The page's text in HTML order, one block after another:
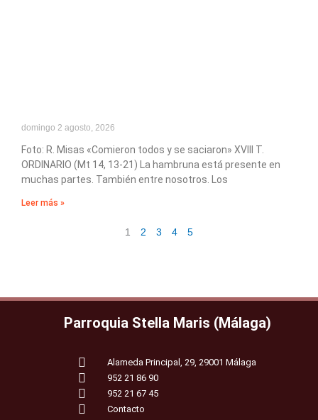
domingo 2 agosto, 2026
Foto: R. Misas «Comieron todos y se saciaron» XVIII T.
ORDINARIO (Mt 14, 13-21) La hambruna está presente en
muchas partes. También entre nosotros. Los
Leer más »
1 2 3 4 5
Parroquia Stella Maris (Málaga)
Alameda Principal, 29, 29001 Málaga
952 21 86 90
952 21 67 45
Contacto